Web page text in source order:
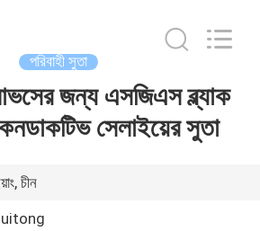
পরিবাহী সুতা
জন্য এসজিএস ব্ল্যাক
সেলাইয়ের সুতা
চীন